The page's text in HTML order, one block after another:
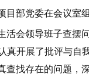
部党委在会议室
会领导班子查摆
真开展了批评与自
查找存在的问题，